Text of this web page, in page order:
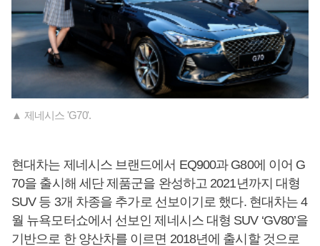
▲ 제네시스 'G70'.
현대차는 제네시스 브랜드에서 EQ900과 G80에 이어 G
70을 출시해 세단 제품군을 완성하고 2021년까지 대형
SUV 등 3개 차종을 추가로 선보이기로 했다. 현대차는 4
월 뉴욕모터쇼에서 선보인 제네시스 대형 SUV ‘GV80’을
기반으로 한 양산차를 이르면 2018년에 출시할 것으로